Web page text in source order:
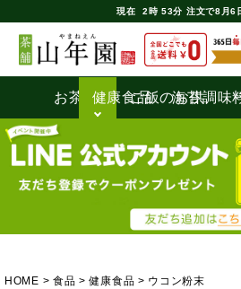
現在 2時 53分 注文で8月6
お茶うけ健康食品ご飯のお供
海苔調味
HOME 食品 健康食品
ウコン粉末